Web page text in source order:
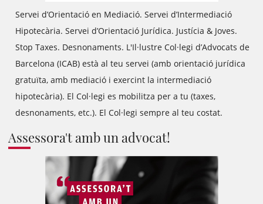
Servei d’Orientació en Mediació. Servei d’Intermediació
Hipotecària. Servei d’Orientació Jurídica. Justícia & Joves.
Stop Taxes. Desnonaments. L'Il·lustre Col·legi d’Advocats de
Barcelona (ICAB) està al teu servei (amb orientació jurídica
gratuïta, amb mediació i exercint la intermediació
hipotecària). El Col·legi es mobilitza per a tu (taxes,
desnonaments, etc.). El Col·legi sempre al teu costat.
Assessora't amb un advocat!